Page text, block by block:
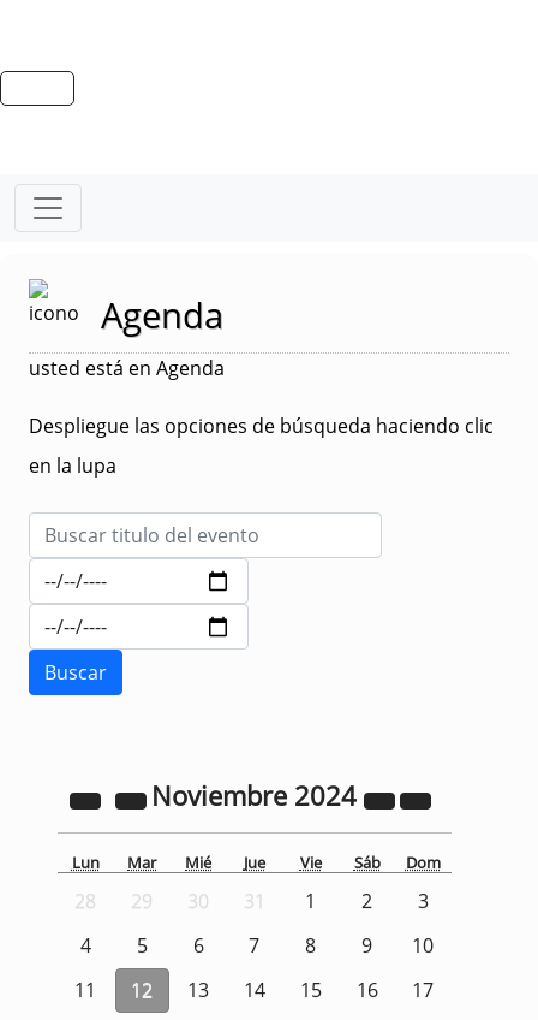
Agenda
usted está en Agenda
Despliegue las opciones de búsqueda haciendo clic
en la lupa
Noviembre 2024
Lun Mar Mié Jue Vie Sáb Dom
28 29 30 31 1 2
3
4
5 6 7 8 9
10
11
12 13 14 15 16
17